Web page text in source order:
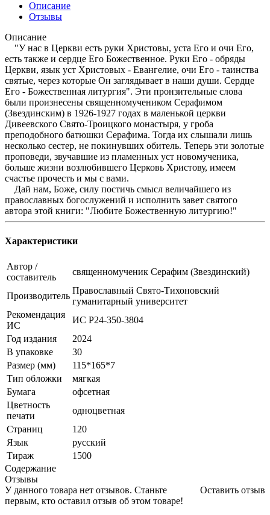
Описание
Отзывы
Описание
"У нас в Церкви есть руки Христовы, уста Его и очи Его,
есть также и сердце Его Божественное. Руки Его - обряды
Церкви, язык уст Христовых - Евангелие, очи Его - таинства
святые, через которые Он заглядывает в наши души. Сердце
Его - Божественная литургия". Эти пронзительные слова
были произнесены священномучеником Серафимом
(Звездинским) в 1926-1927 годах в маленькой церкви
Дивеевского Свято-Троицкого монастыря, у гроба
преподобного батюшки Серафима. Тогда их слышали лишь
несколько сестер, не покинувших обитель. Теперь эти золотые
проповеди, звучавшие из пламенных уст новомученика,
больше жизни возлюбившего Церковь Христову, имеем
счастье прочесть и мы с вами.
Дай нам, Боже, силу постичь смысл величайшего из
православных богослужений и исполнить завет святого
автора этой книги: "Любите Божественную литургию!"
Характеристики
Автор /
составитель
священномученик Серафим (Звездинский)
Производитель
Православный Свято-Тихоновский
гуманитарный университет
Рекомендация
ИС
ИС Р24-350-3804
Год издания
2024
В упаковке
30
Размер (мм)
115*165*7
Тип обложки
мягкая
Бумага
офсетная
Цветность
печати
одноцветная
Страниц
120
Язык
русский
Тираж
1500
Содержание
Отзывы
Оставить отзыв
У данного товара нет отзывов. Станьте
первым, кто оставил отзыв об этом товаре!